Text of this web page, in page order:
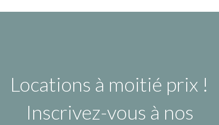
Locations à moitié prix !
Inscrivez-vous à nos